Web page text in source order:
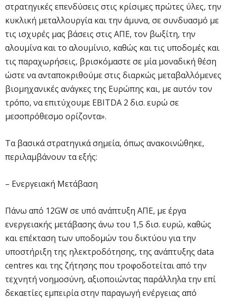
στρατηγικές επενδύσεις στις κρίσιμες πρώτες ύλες, την
κυκλική μεταλλουργία και την άμυνα, σε συνδυασμό με
τις ισχυρές μας βάσεις στις ΑΠΕ, τον βωξίτη, την
αλουμίνα και το αλουμίνιο, καθώς και τις υποδομές και
τις παραχωρήσεις, βρισκόμαστε σε μία μοναδική θέση
ώστε να ανταποκριθούμε στις διαρκώς μεταβαλλόμενες
βιομηχανικές ανάγκες της Ευρώπης και, με αυτόν τον
τρόπο, να επιτύχουμε EBITDA 2 δισ. ευρώ σε
μεσοπρόθεσμο ορίζοντα».
Τα βασικά στρατηγικά σημεία, όπως ανακοινώθηκε,
περιλαμβάνουν τα εξής:
– Ενεργειακή Μετάβαση
Πάνω από 12GW σε υπό ανάπτυξη ΑΠΕ, με έργα
ενεργειακής μετάβασης άνω του 1,5 δισ. ευρώ, καθώς
και επέκταση των υποδομών του δικτύου για την
υποστήριξη της ηλεκτροδότησης, της ανάπτυξης data
centres και της ζήτησης που τροφοδοτείται από την
τεχνητή νοημοσύνη, αξιοποιώντας παράλληλα την επί
δεκαετίες εμπειρία στην παραγωγή ενέργειας από